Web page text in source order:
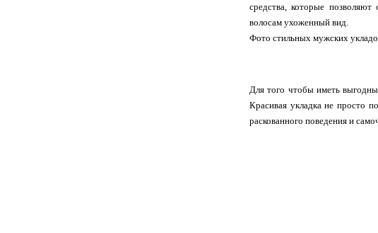
средства, которые
волосам ухоженный вид.
Фото стильных мужских
Для того чтобы иметь
Красивая укладка не просто
раскованного поведения и